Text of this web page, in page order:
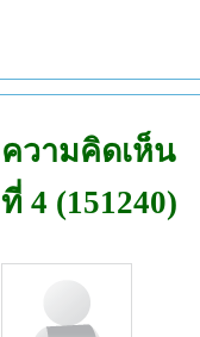
ความคิดเห็น
ที่ 4 (151240)